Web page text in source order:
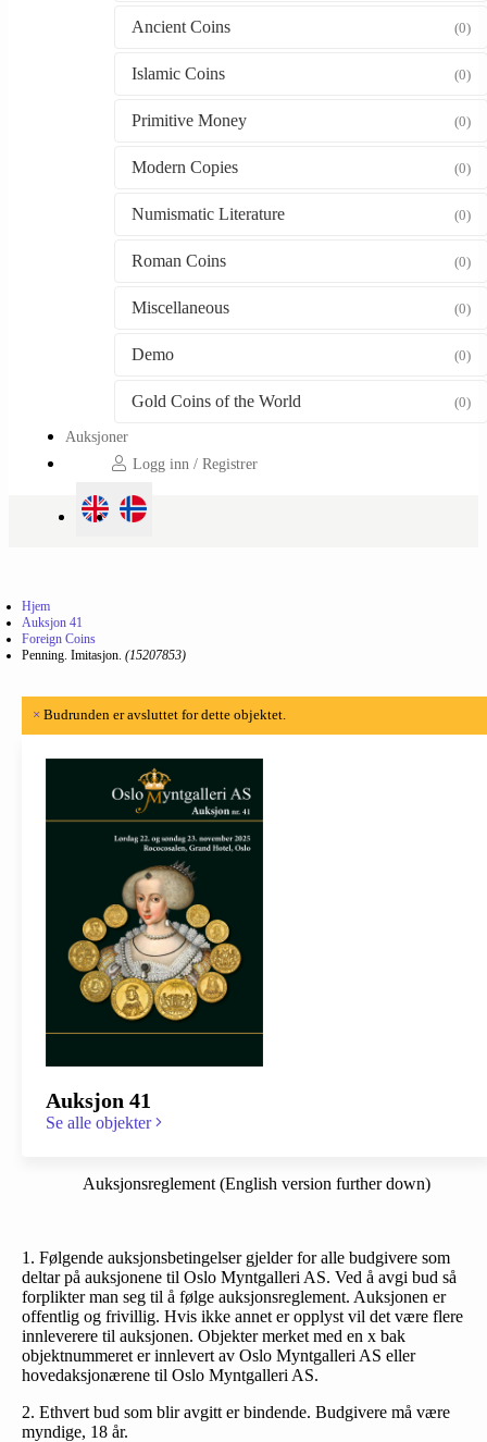
Ancient Coins (0)
Islamic Coins (0)
Primitive Money (0)
Modern Copies (0)
Numismatic Literature (0)
Roman Coins (0)
Miscellaneous (0)
Demo (0)
Gold Coins of the World (0)
Auksjoner
Logg inn / Registrer
Hjem
Auksjon 41
Foreign Coins
Penning. Imitasjon. (15207853)
× Budrunden er avsluttet for dette objektet.
Auksjon 41
Se alle objekter
Auksjonsreglement (English version further down)
1. Følgende auksjonsbetingelser gjelder for alle budgivere som
deltar på auksjonene til Oslo Myntgalleri AS. Ved å avgi bud så
forplikter man seg til å følge auksjonsreglement. Auksjonen er
offentlig og frivillig. Hvis ikke annet er opplyst vil det være flere
innleverere til auksjonen. Objekter merket med en x bak
objektnummeret er innlevert av Oslo Myntgalleri AS eller
hovedaksjonærene til Oslo Myntgalleri AS.
2. Ethvert bud som blir avgitt er bindende. Budgivere må være
myndige, 18 år.